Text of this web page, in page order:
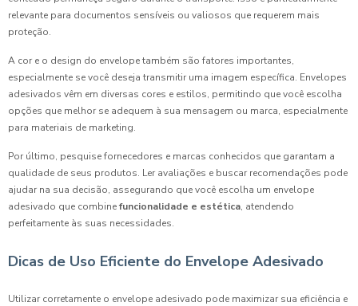
relevante para documentos sensíveis ou valiosos que requerem mais
proteção.
A cor e o design do envelope também são fatores importantes,
especialmente se você deseja transmitir uma imagem específica. Envelopes
adesivados vêm em diversas cores e estilos, permitindo que você escolha
opções que melhor se adequem à sua mensagem ou marca, especialmente
para materiais de marketing.
Por último, pesquise fornecedores e marcas conhecidos que garantam a
qualidade de seus produtos. Ler avaliações e buscar recomendações pode
ajudar na sua decisão, assegurando que você escolha um envelope
adesivado que combinefuncionalidade e estética, atendendo
perfeitamente às suas necessidades.
Dicas de Uso Eficiente do Envelope Adesivado
Utilizar corretamente o envelope adesivado pode maximizar sua eficiência e